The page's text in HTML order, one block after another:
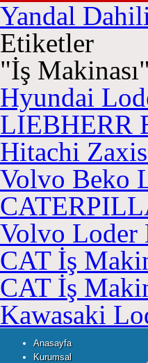
Yandal
Etiketler
"İş Makinası
Hyundai
LIEBHERR
Hitachi
Volvo Beko
Volvo Loder
CAT İş
CAT İş
Kawasaki
Anasayfa
Kurumsal